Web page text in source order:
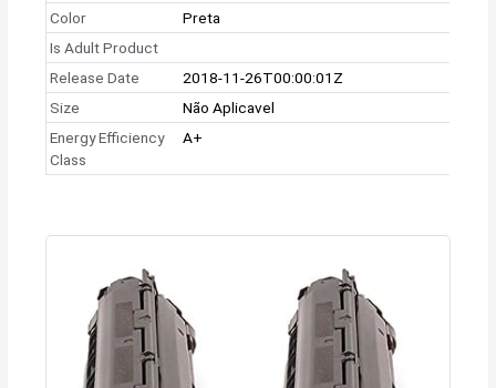
Color
Preta
Is Adult Product
Release Date
2018-11-26T00:00:01Z
Size
Não Aplicavel
Energy Efficiency
Class
A+